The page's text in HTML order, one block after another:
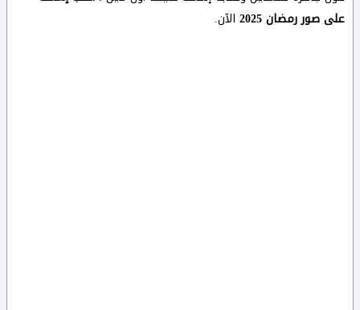
على صور رمضان 2025
الآن.